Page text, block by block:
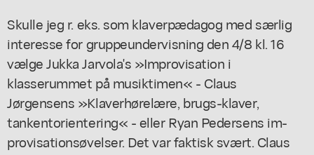
Skulle jeg r. eks. som klaverpædagog med særlig
interesse for gruppeundervisning den 4/8 kl. 16
vælge Jukka Jarvola's »Improvisation i
klasserummet på musiktimen« - Claus
Jørgensens »Klaverhørelære, brugs-klaver,
tankentorientering« - eller Ryan Pedersens im-
provisationsøvelser. Det var faktisk svært. Claus